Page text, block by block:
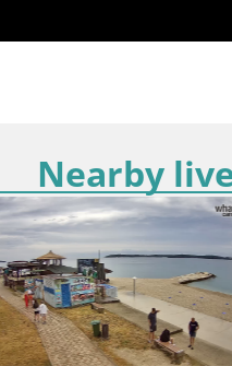
Nearby
Rovinj
Rovinj – Istrien